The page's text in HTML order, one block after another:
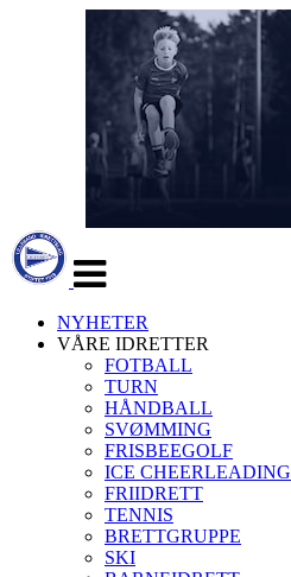
navigasjon
NYHETER
VÅRE IDRETTER
FOTBALL
TURN
HÅNDBALL
SVØMMING
FRISBEEGOLF
ICE CHEERLEADING
FRIIDRETT
TENNIS
BRETTGRUPPE
SKI